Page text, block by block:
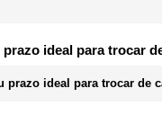
prazo ideal para trocar